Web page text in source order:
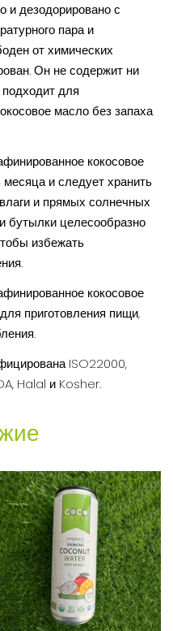
и дезодорировано с
пара и
от химических
Он не содержит ни
для
масло без запаха
кокосовое
и следует хранить
и прямых солнечных
бутылки целесообразно
избежать
кокосовое
приготовления пищи,
ISO22000,
Halal и Kosher.